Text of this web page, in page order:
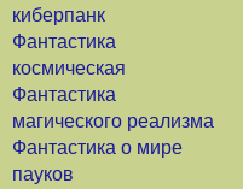
киберпанк
Фантастика
космическая
Фантастика
магического реализма
Фантастика о мире
пауков